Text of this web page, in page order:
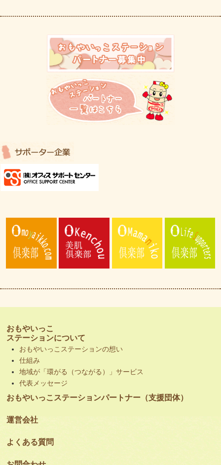
おもやいっこ
ステーションについて
おもやいっこステーションの想い
仕組み
地域が「環がる（つながる）」サービス
代表メッセージ
おもやいっこステーションパートナー（支援団体）
運営会社
よくある質問